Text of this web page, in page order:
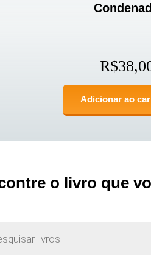
R$
Adicionar ao
o livro que